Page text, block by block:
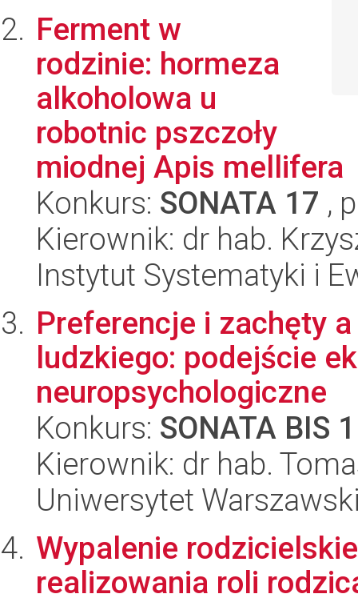
Ferment w
rodzinie: hormeza
alkoholowa u
robotnic pszczoły
miodnej Apis mellifera
Konkurs: SONATA 17 ,
Kierownik: dr hab.
Instytut Systematyki i
Preferencje i zachęty
ludzkiego: podejście
neuropsychologiczne
Konkurs: SONATA BIS
Kierownik: dr hab.
Uniwersytet
Wypalenie
realizowania roli